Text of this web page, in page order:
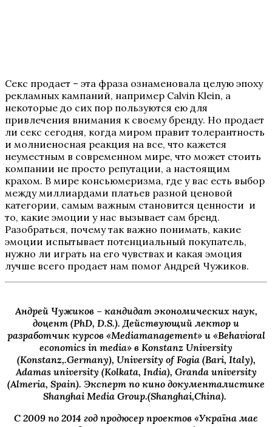
Секс продает – эта фраза ознаменовала целую эпоху
рекламных кампаний, например Calvin Klein, а
некоторые до сих пор пользуются ею для
привлечения внимания к своему бренду. Но продает
ли секс сегодня, когда миром правит толерантность
и молниеносная реакция на все, что кажется
неуместным в современном мире, что может стоить
компании не просто репутации, а настоящим
крахом. В мире консьюмеризма, где у вас есть выбор
между миллиардами платьев разной ценовой
категории, самым важным становится ценности и
то, какие эмоции у нас вызывает сам бренд.
Разобраться, почему так важно понимать, какие
эмоции испытывает потенциальный покупатель,
нужно ли играть на его чувствах и какая эмоция
лучше всего продает нам помог Андрей Чужиков.
Андрей Чужиков– кандидат экономических наук,
доцент (PhD, D.S.). Действующий лектор и
разработчик курсов «Mediamanagement» и «Behavioral
economics in media» в Konstanz University
(Konstanz,.Germany), University of Fogia (Bari, Italy),
Adamas university (Kolkata, India), Granda university
(Almeria, Spain). Эксперт по кино документалистике
Shanghai Media Group.(Shanghai,China).
С 2009 по 2014 год продюсер проектов «Україна має